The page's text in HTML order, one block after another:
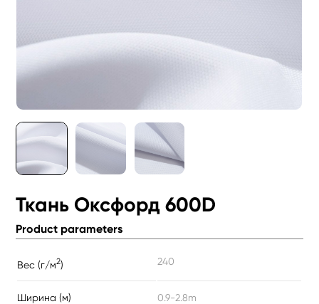
Ткань Оксфорд 600D
Product parameters
Вес (г/м2) 240
Ширина (м) 0.9-2.8m